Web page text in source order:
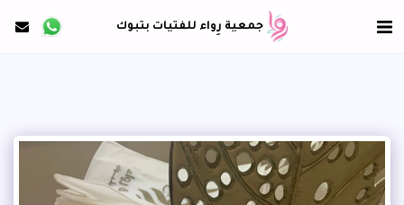
جمعية رِواء للفتيات بتبوك